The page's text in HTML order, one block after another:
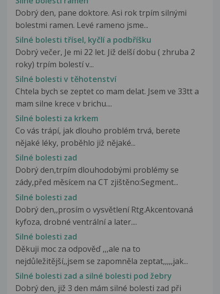
Dobrý den, pane doktore. Asi rok trpím silnými
bolestmi ramen. Levé rameno jsme...
Silné bolesti třísel, kyčlí a podbříšku
Dobrý večer, Je mi 22 let. Již delší dobu ( zhruba 2
roky) trpím bolestí v...
Silné bolesti v těhotenství
Chtela bych se zeptet co mam delat. Jsem ve 33tt a
mam silne krece v brichu....
Silné bolesti za krkem
Co vás trápí, jak dlouho problém trvá, berete
nějaké léky, proběhlo již nějaké...
Silné bolesti zad
Dobrý den,trpím dlouhodobými problémy se
zády,před měsícem na CT zjištěno:Segment...
Silné bolesti zad
Dobrý den,,prosím o vysvětlení Rtg.Akcentovaná
kyfoza, drobné ventrální a later....
Silné bolesti zad
Děkuji moc za odpověď ,,,ale na to
nejdůležitější,,jsem se zapomněla zeptat,,,,,jak...
Silné bolesti zad a silné bolesti pod žebry
Dobrý den, již 3 den mám silné bolesti zad při